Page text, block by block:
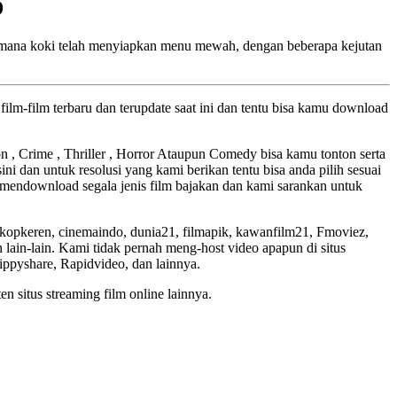
koki telah menyiapkan menu mewah, dengan beberapa kejutan
film terbaru dan terupdate saat ini dan tentu bisa kamu download
, Crime , Thriller , Horror Ataupun Comedy bisa kamu tonton serta
dan untuk resolusi yang kami berikan tentu bisa anda pilih sesuai
segala jenis film bajakan dan kami sarankan untuk
cinemaindo, dunia21, filmapik, kawanfilm21, Fmoviez,
lain. Kami tidak pernah meng-host video apapun di situs
Rapidvideo, dan lainnya.
situs streaming film online lainnya.